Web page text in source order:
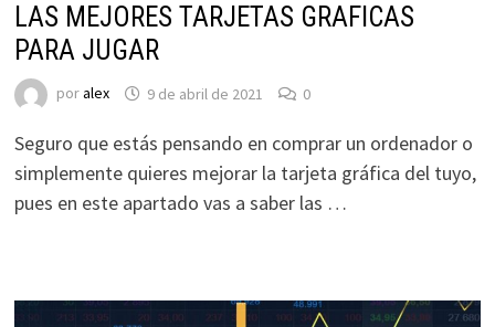
LAS MEJORES TARJETAS GRAFICAS
PARA JUGAR
poralex 9 de abril de 2021 0
Seguro que estás pensando en comprar un ordenador o
simplemente quieres mejorar la tarjeta gráfica del tuyo,
pues en este apartado vas a saber las …